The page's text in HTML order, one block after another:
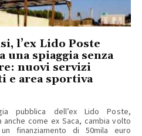
l’ex Lido Poste
una spiaggia senza
nuovi servizi
e area sportiva
pubblica dell’ex Lido Poste,
anche come ex Saca, cambia volto
finanziamento di 50mila euro